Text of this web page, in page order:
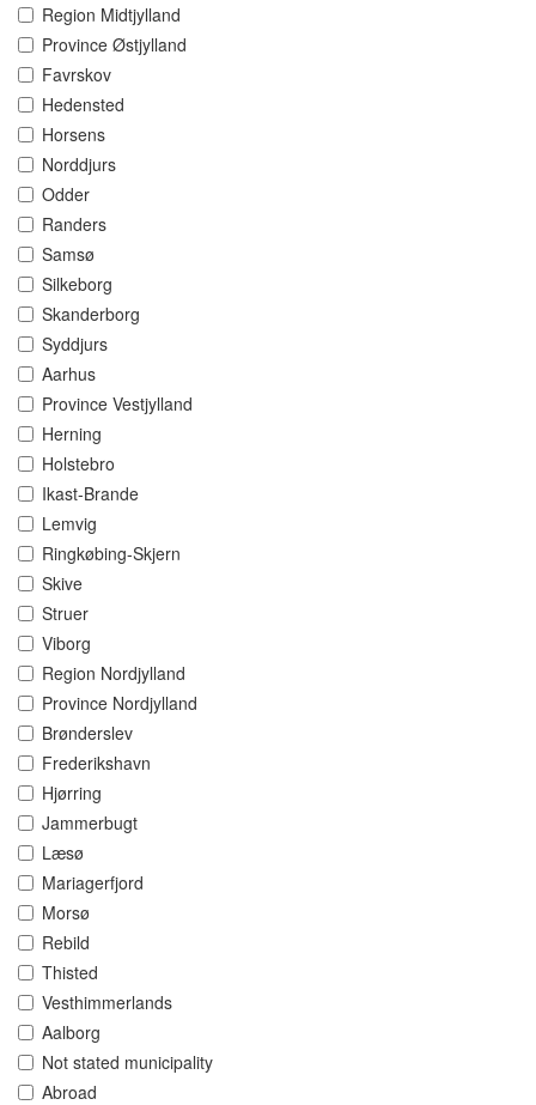
Region Midtjylland
Province Østjylland
Favrskov
Hedensted
Horsens
Norddjurs
Odder
Randers
Samsø
Silkeborg
Skanderborg
Syddjurs
Aarhus
Province Vestjylland
Herning
Holstebro
Ikast-Brande
Lemvig
Ringkøbing-Skjern
Skive
Struer
Viborg
Region Nordjylland
Province Nordjylland
Brønderslev
Frederikshavn
Hjørring
Jammerbugt
Læsø
Mariagerfjord
Morsø
Rebild
Thisted
Vesthimmerlands
Aalborg
Not stated municipality
Abroad